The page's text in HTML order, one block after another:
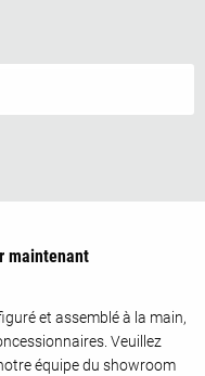
maintenant
et assemblé à la main,
Veuillez
équipe du showroom